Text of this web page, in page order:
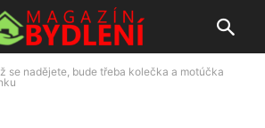
se nadějete, bude třeba kolečka a motúčka